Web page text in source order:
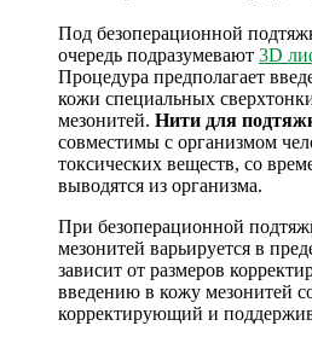
Под безоперационной
очередь подразумевают 3D
Процедура предполагает
кожи специальных
мезонитей. Нити для
совместимы с организмом
токсических веществ, со
выводятся из организма.
При безоперационной
мезонитей варьируется в
зависит от размеров
введению в кожу мезонитей
корректирующий и